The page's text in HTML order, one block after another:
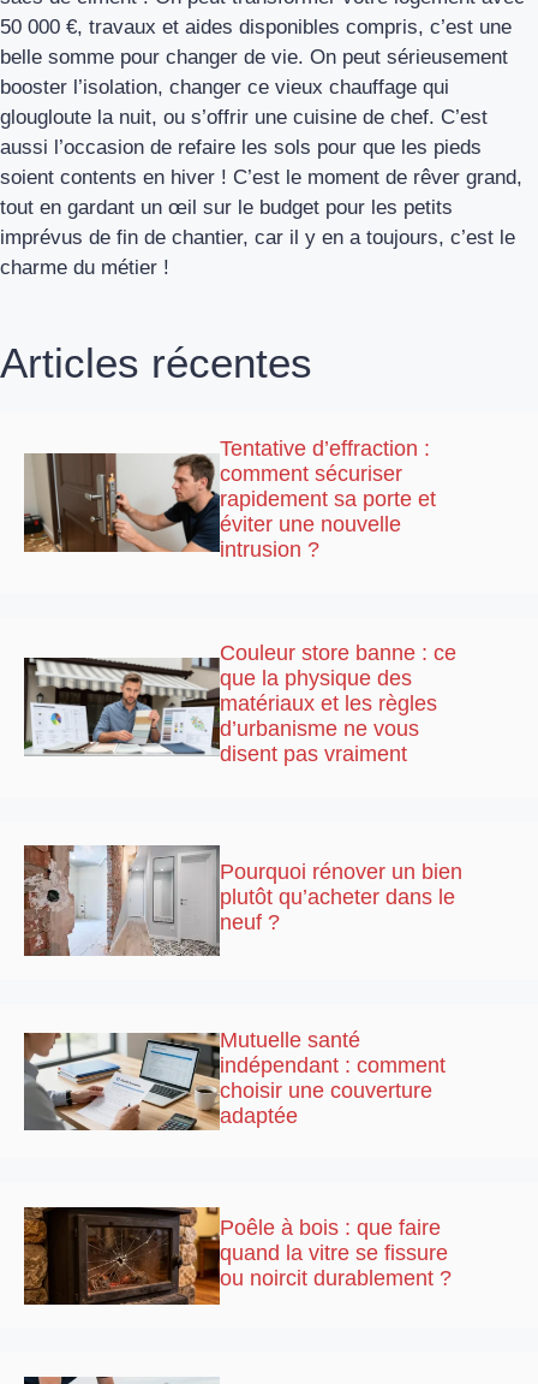
50 000 €, travaux et aides disponibles compris, c’est une
belle somme pour changer de vie. On peut sérieusement
booster l’isolation, changer ce vieux chauffage qui
glougloute la nuit, ou s’offrir une cuisine de chef. C’est
aussi l’occasion de refaire les sols pour que les pieds
soient contents en hiver ! C’est le moment de rêver grand,
tout en gardant un œil sur le budget pour les petits
imprévus de fin de chantier, car il y en a toujours, c’est le
charme du métier !
Articles récentes
Tentative d’effraction :
comment sécuriser
rapidement sa porte et
éviter une nouvelle
intrusion ?
Couleur store banne : ce
que la physique des
matériaux et les règles
d’urbanisme ne vous
disent pas vraiment
Pourquoi rénover un bien
plutôt qu’acheter dans le
neuf ?
Mutuelle santé
indépendant : comment
choisir une couverture
adaptée
Poêle à bois : que faire
quand la vitre se fissure
ou noircit durablement ?